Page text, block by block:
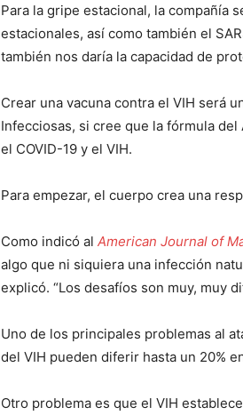
Para la gripe estacional, la compañía
estacionales, así como también el
también nos daría la capacidad de
Crear una vacuna contra el VIH será
Infecciosas, si cree que la fórmula
el COVID-19 y el VIH.
Para empezar, el cuerpo crea una
Como indicó al American Journal of
algo que ni siquiera una infección
explicó. “Los desafíos son muy, muy
Uno de los principales problemas al
del VIH pueden diferir hasta un 20%
Otro problema es que el VIH